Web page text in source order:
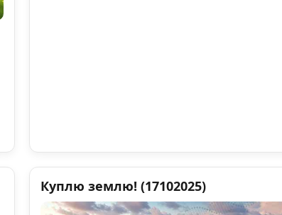
Куплю землю! (17102025)